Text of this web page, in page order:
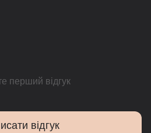
перший відгук
відгук